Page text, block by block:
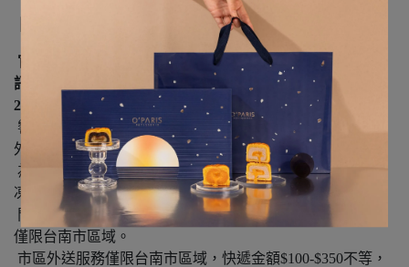
官網僅接受提前10個工作天以上之預訂，若急單請直接私
訊
或致電門市(營業時間: 周二至周日12:00-
20:00)。
響應環保，蛋糕僅提供一組餐具（五入），蠟燭，若有額
外需求，請於‘’周邊商品‘’加購。
為確保商品新鮮及配送安全，宅配產品全程將使用低溫冷
凍配送，部分商品因損壞風險較大，恕無法宅配。
門市自取時間為12:00-20:00(每週一公休），市區外送服務
僅限台南市區域。
市區外送服務僅限台南市區域，快遞金額$100-$350不等，